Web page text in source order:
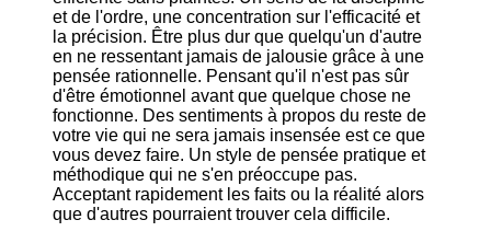
et de l'ordre, une concentration sur l'efficacité et
la précision. Être plus dur que quelqu'un d'autre
en ne ressentant jamais de jalousie grâce à une
pensée rationnelle. Pensant qu'il n'est pas sûr
d'être émotionnel avant que quelque chose ne
fonctionne. Des sentiments à propos du reste de
votre vie qui ne sera jamais insensée est ce que
vous devez faire. Un style de pensée pratique et
méthodique qui ne s'en préoccupe pas.
Acceptant rapidement les faits ou la réalité alors
que d'autres pourraient trouver cela difficile.